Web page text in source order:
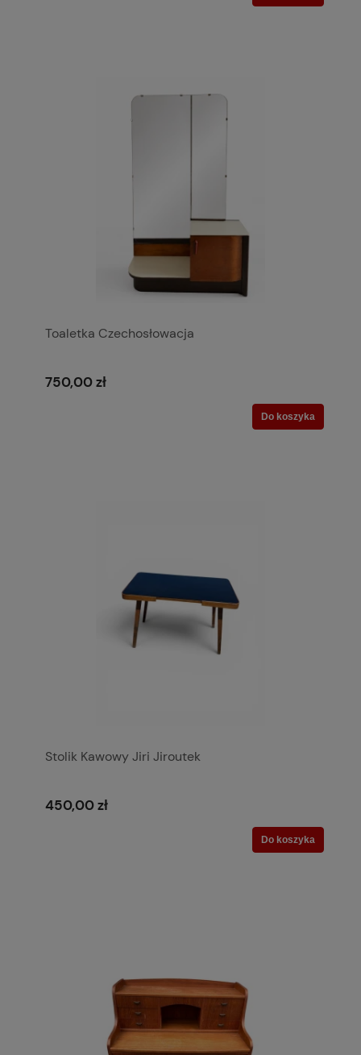
Toaletka Czechosłowacja
750,00 zł
Do koszyka
Stolik Kawowy Jiri Jiroutek
450,00 zł
Do koszyka